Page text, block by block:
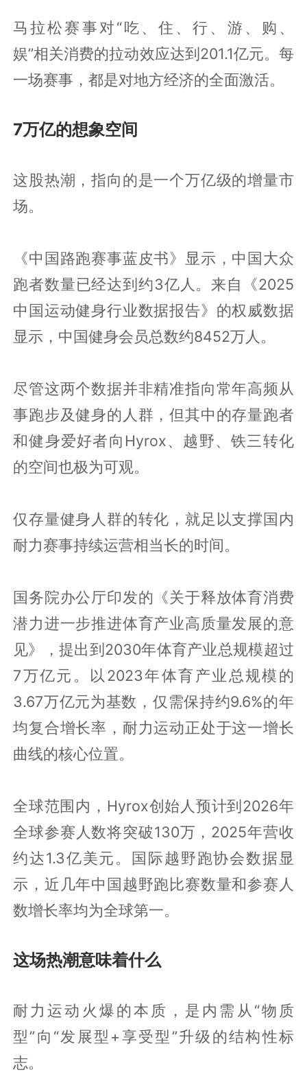
马拉松赛事对“吃、住、行、游、购、
娱”相关消费的拉动效应达到201.1亿元。每
一场赛事，都是对地方经济的全面激活。
7万亿的想象空间
这股热潮，指向的是一个万亿级的增量市
场。
《中国路跑赛事蓝皮书》显示，中国大众
跑者数量已经达到约3亿人。来自《2025
中国运动健身行业数据报告》的权威数据
显示，中国健身会员总数约8452万人。
尽管这两个数据并非精准指向常年高频从
事跑步及健身的人群，但其中的存量跑者
和健身爱好者向Hyrox、越野、铁三转化
的空间也极为可观。
仅存量健身人群的转化，就足以支撑国内
耐力赛事持续运营相当长的时间。
国务院办公厅印发的《关于释放体育消费
潜力进一步推进体育产业高质量发展的意
见》，提出到2030年体育产业总规模超过
7万亿元。以2023年体育产业总规模的
3.67万亿元为基数，仅需保持约9.6%的年
均复合增长率，耐力运动正处于这一增长
曲线的核心位置。
全球范围内，Hyrox创始人预计到2026年
全球参赛人数将突破130万，2025年营收
约达1.3亿美元。国际越野跑协会数据显
示，近几年中国越野跑比赛数量和参赛人
数增长率均为全球第一。
这场热潮意味着什么
耐力运动火爆的本质，是内需从“物质
型”向“发展型+享受型”升级的结构性标
志。